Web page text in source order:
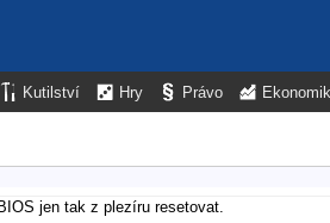
Kutilství Hry Právo
jen tak z plezíru resetovat.